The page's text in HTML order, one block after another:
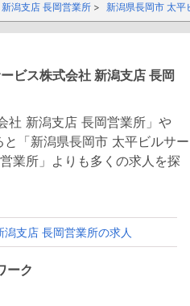
潟支店 長岡営業所 新潟県長岡市 太平
ビス株式会社 新潟支店 長岡
社 新潟支店 長岡営業所」や
と「新潟県長岡市 太平ビルサー
業所」よりも多くの求人を探
支店 長岡営業所の求人
ーク